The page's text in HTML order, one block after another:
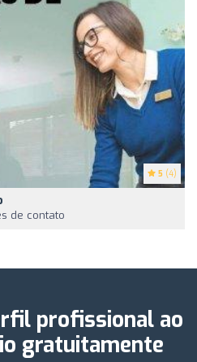
5 (4)
de contato
profissional ao
gratuitamente